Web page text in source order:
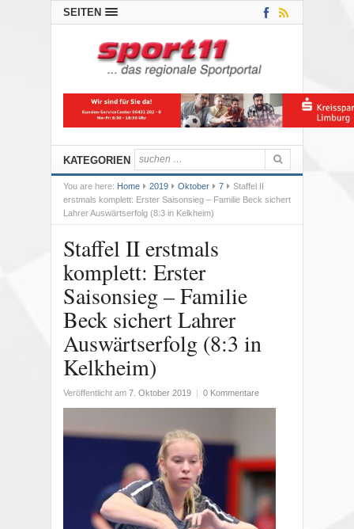
SEITEN
KATEGORIEN
You are here: Home 2019 Oktober 7
Staffel II
erstmals komplett: Erster Saisonsieg – Familie Beck sichert
Lahrer Auswärtserfolg (8:3 in Kelkheim)
Staffel II erstmals
komplett: Erster
Saisonsieg – Familie
Beck sichert Lahrer
Auswärtserfolg (8:3 in
Kelkheim)
Veröffentlicht am 7. Oktober 2019 0 Kommentare